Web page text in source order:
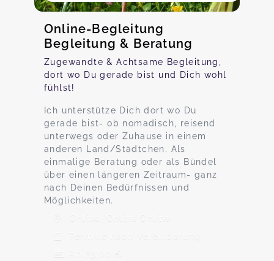
Online-Begleitung
Begleitung & Beratung
Zugewandte & Achtsame Begleitung,
dort wo Du gerade bist und Dich wohl
fühlst!
Ich unterstütze Dich dort wo Du
gerade bist- ob nomadisch, reisend
unterwegs oder Zuhause in einem
anderen Land/Städtchen. Als
einmalige Beratung oder als Bündel
über einen längeren Zeitraum- ganz
nach Deinen Bedürfnissen und
Möglichkeiten.
Online, Online Online
Termine nach Vereinbarung
Ab 23,00 €